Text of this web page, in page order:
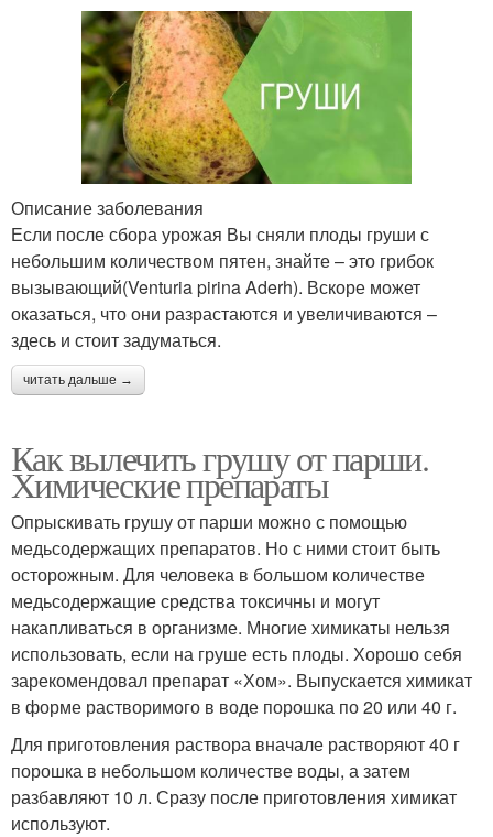
Описание заболевания
Если после сбора урожая Вы сняли плоды груши с
небольшим количеством пятен, знайте – это грибок
вызывающий(Venturia pirina Aderh). Вскоре может
оказаться, что они разрастаются и увеличиваются –
здесь и стоит задуматься.
читать дальше →
Как вылечить грушу от парши.
Химические препараты
Опрыскивать грушу от парши можно с помощью
медьсодержащих препаратов. Но с ними стоит быть
осторожным. Для человека в большом количестве
медьсодержащие средства токсичны и могут
накапливаться в организме. Многие химикаты нельзя
использовать, если на груше есть плоды. Хорошо себя
зарекомендовал препарат «Хом». Выпускается химикат
в форме растворимого в воде порошка по 20 или 40 г.
Для приготовления раствора вначале растворяют 40 г
порошка в небольшом количестве воды, а затем
разбавляют 10 л. Сразу после приготовления химикат
используют.